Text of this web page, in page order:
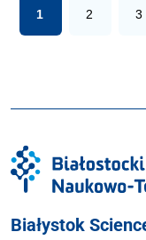
1 2 3
Białystok